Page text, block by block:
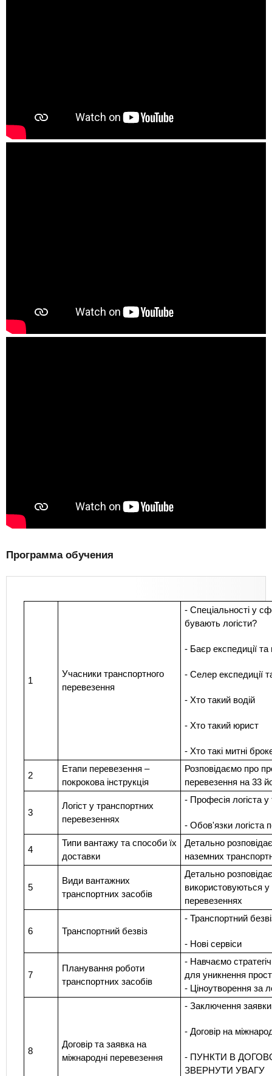
Программа обучения
1
Учасники транспортного
перевезення
- Спеціальності у
бувають логісти?
- Баєр експедиції
- Селер експедиції
- Хто такий водій
- Хто такий юрист
- Хто такі митні
2
Етапи перевезення –
покрокова інструкція
Розповідаємо про
перевезення на 33
3
Логіст у транспортних
перевезеннях
- Професія логіста у
- Обов'язки логіста
4
Типи вантажу та способи їх
доставки
Детально
наземних
5
Види вантажних
транспортних засобів
Детально
використовуються
перевезеннях
6 Транспортний безвіз
- Транспортний
- Нові сервіси
7
Планування роботи
транспортних засобів
- Навчаємо
для уникнення
- Ціноутворення за
8
Договір та заявка на
міжнародні перевезення
- Заключення
- Договір на
- ПУНКТИ В
ЗВЕРНУТИ УВАГУ